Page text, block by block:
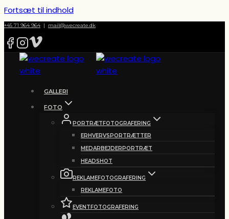
Fortsæt til indhold
+45 71 964 964| mail@wecreate.dk
GALLERI
FOTO
PORTRÆTFOTOGRAFERING
ERHVERVSPORTRÆTTER
MEDARBEJDERPORTRÆT
HEADSHOT
REKLAMEFOTOGRAFERING
REKLAMEFOTO
EVENTFOTOGRAFERING